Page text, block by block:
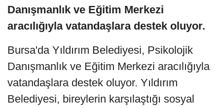
Danışmanlık ve Eğitim Merkezi
aracılığıyla vatandaşlara destek oluyor.
Bursa'da Yıldırım Belediyesi, Psikolojik
Danışmanlık ve Eğitim Merkezi aracılığıyla
vatandaşlara destek oluyor. Yıldırım
Belediyesi, bireylerin karşılaştığı sosyal